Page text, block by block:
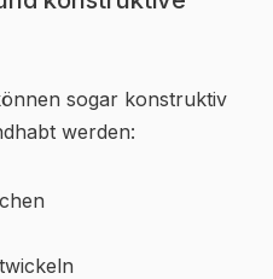
sogar konstruktiv
werden: